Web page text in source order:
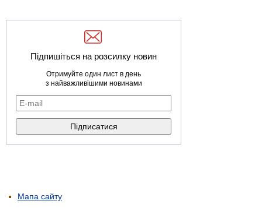
Підпишіться на розсилку новин
Отримуйте один лист в день
з найважливішими новинами
Мапа сайту